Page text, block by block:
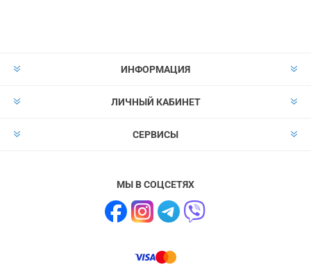
ИНФОРМАЦИЯ
ЛИЧНЫЙ КАБИНЕТ
СЕРВИСЫ
МЫ В СОЦСЕТЯХ